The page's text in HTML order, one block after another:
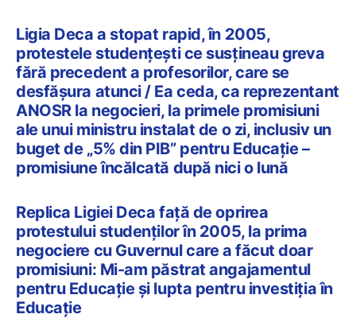
Ligia Deca a stopat rapid, în 2005,
protestele studențești ce susțineau greva
fără precedent a profesorilor, care se
desfășura atunci / Ea ceda, ca reprezentant
ANOSR la negocieri, la primele promisiuni
ale unui ministru instalat de o zi, inclusiv un
buget de „5% din PIB” pentru Educație –
promisiune încălcată după nici o lună
Replica Ligiei Deca față de oprirea
protestului studenților în 2005, la prima
negociere cu Guvernul care a făcut doar
promisiuni: Mi-am păstrat angajamentul
pentru Educație și lupta pentru investiția în
Educație